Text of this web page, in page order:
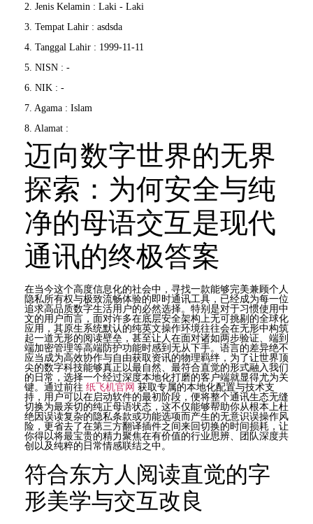
2. Jenis Kelamin : Laki - Laki
3. Tempat Lahir : asdsda
4. Tanggal Lahir : 1999-11-11
5. NISN : -
6. NIK : -
7. Agama : Islam
8. Alamat :
迈向数字世界的无界
探索：为何安全与纯
净的母语交互是现代
通讯的终极答案
在当今这个高度信息化的社会中，寻找一款能够完美兼顾个人
隐私所有权与极致流畅体验的即时通讯工具，已经成为每一位
追求高品质数字生活用户的必然选择。特别是对于习惯使用中
文的用户而言，面对许多在底层安全架构上无可挑剔的全球化
应用，其原生系统默认的纯英文操作环境往往会在无形中构筑
起一道无形的阅读壁垒，甚至让人在面对诸如两步验证、端到
端加密管理等高端防护功能时感到无从下手。语言的差异绝不
应当成为高效协作与自由获取资讯的物理羁绊，为了让世界顶
尖的数字科技能够真正以最自然、最符合直觉的形式融入我们
的日常，选择一个经过深度本地化打磨的客户端就显得尤为关
键。通过前往 纸飞机官网 获取专属的本地化配置与技术支
持，用户可以在启动软件的最初阶段，便将整个通讯生态无缝
切换为最亲切的纯正母语状态，这不仅能够帮助你从根本上杜
绝因误读复杂的隐私条款或功能选项而产生的无意识误操作风
险，更省去了在第三方翻译插件之间来回切换的时间损耗，让
你得以将最宝贵的精力聚焦在有价值的行业思辨、团队深度共
创以及纯粹的日常情感联结之中。
符合东方人阅读直觉的字
形美学与交互改良